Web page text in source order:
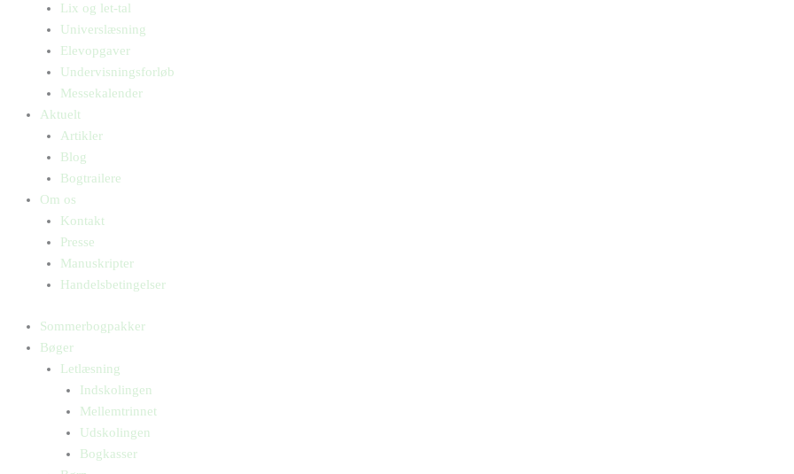
Lix og let-tal
Universlæsning
Elevopgaver
Undervisningsforløb
Messekalender
Aktuelt
Artikler
Blog
Bogtrailere
Om os
Kontakt
Presse
Manuskripter
Handelsbetingelser
Sommerbogpakker
Bøger
Letlæsning
Indskolingen
Mellemtrinnet
Udskolingen
Bogkasser